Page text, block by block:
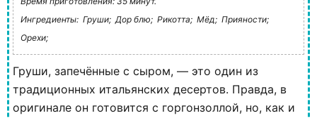
Ингредиенты: Груши; Дор блю; Рикотта; Мёд; Прияности;
Орехи;
Груши, запечённые с сыром, — это один из
традиционных итальянских десертов. Правда, в
оригинале он готовится с горгонзоллой, но, как и